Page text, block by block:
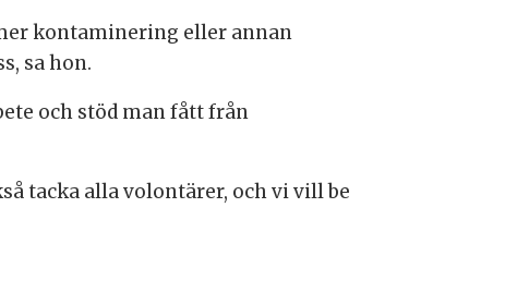
kontaminering eller annan
sa hon.
och stöd man fått från
tacka alla volontärer, och vi vill be